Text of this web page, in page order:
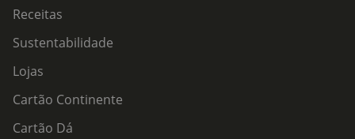
Receitas
Sustentabilidade
Lojas
Cartão Continente
Cartão Dá